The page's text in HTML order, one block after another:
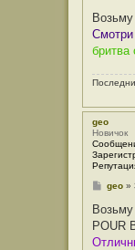
о
щ
е
е
Смотри
бритва
geo
Новичок
С
о
щ
е
geo»
POUR